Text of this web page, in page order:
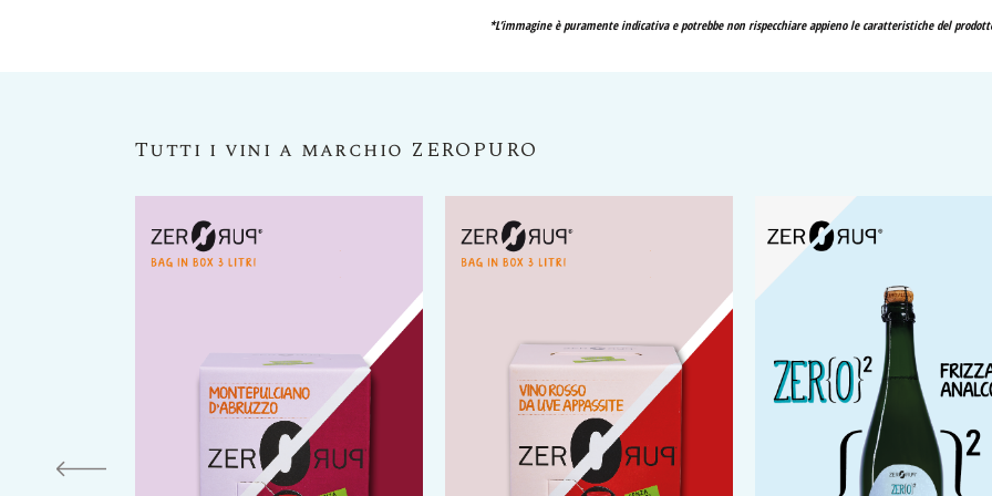
*L’immagine è puramente indicativa e potrebbe non rispecchiare appieno le caratteristiche del
Tutti i vini a marchio ZEROPURO